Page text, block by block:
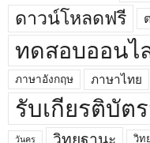
ดาวน์โหลดฟรี
ทดสอบออนไ
ภาษาอังกฤษ ภาษาไทย
รับเกียรติบัต
วันครู วิทยฐานะ วิท